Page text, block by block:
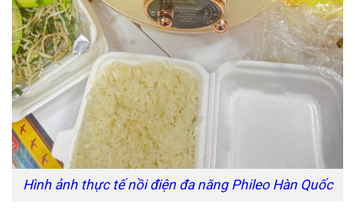
Hình ảnh thực tế nồi điện đa năng Phileo Hàn Quốc